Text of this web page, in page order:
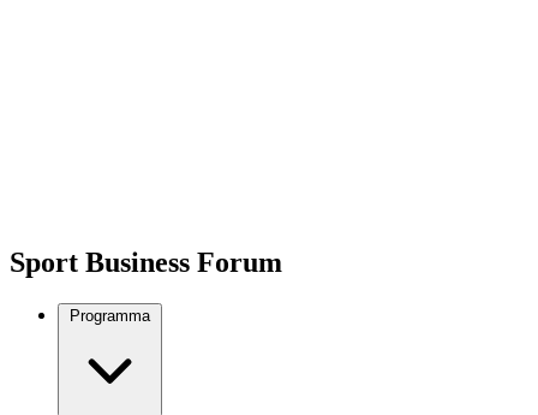
Sport Business Forum
Programma